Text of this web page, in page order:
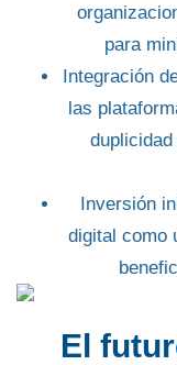
para
Integración
las
Inversión
digital como
El